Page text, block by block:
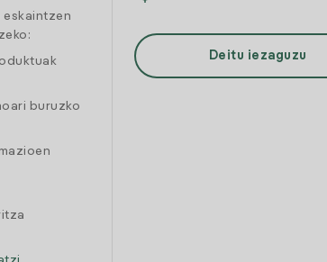
buruzko
Deitu iezaguzu